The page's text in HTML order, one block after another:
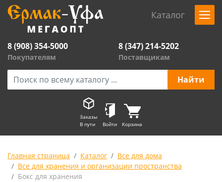
Каталог
8 (908) 354-5000
Покупателям
8 (347) 214-5202
Поставщикам
Заказы
В пути
Войти Корзина
Главная страница Каталог
Все для дома
Все для хранения и организации пространства
Бокс для хранения